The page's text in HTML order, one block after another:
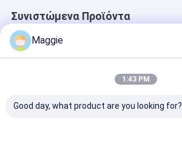
Συνιστώμενα Προϊόντα
Maggie
1:43 PM
Good day, what product are you looking for?